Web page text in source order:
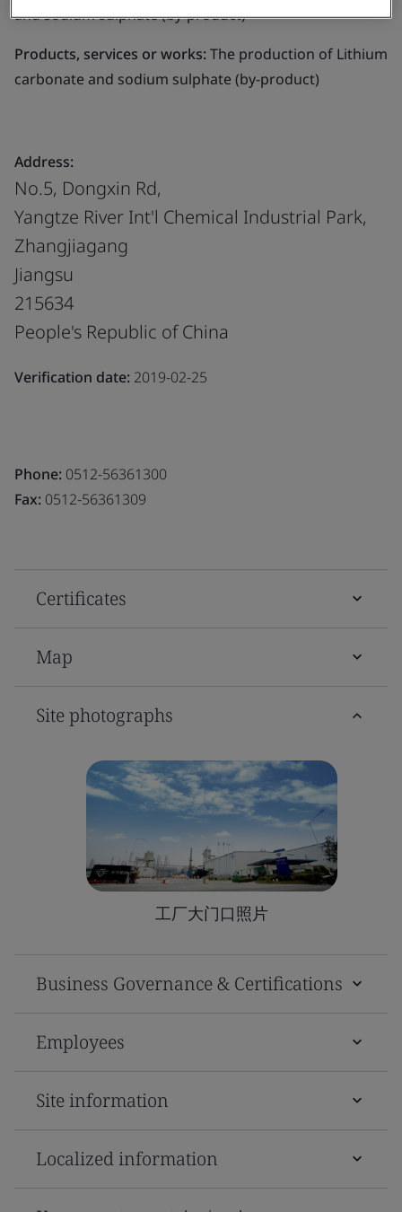
and sodium sulphate (by-product)
Products, services or works:The production of Lithium
carbonate and sodium sulphate (by-product)
Address:
No.5, Dongxin Rd,
Yangtze River Int'l Chemical Industrial Park,
Zhangjiagang
Jiangsu
215634
People's Republic of China
Verification date: 2019-02-25
Phone: 0512-56361300
Fax: 0512-56361309
Certificates
Map
Site photographs
工厂大门口照片
Business Governance & Certifications
Employees
Site information
Localized information